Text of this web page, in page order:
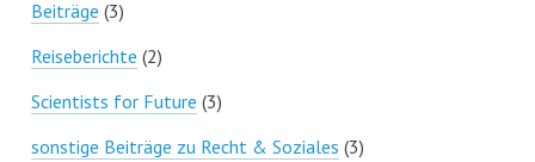
Beiträge (3)
Reiseberichte (2)
Scientists for Future (3)
sonstige Beiträge zu Recht & Soziales (3)